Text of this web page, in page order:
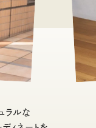
ラルな